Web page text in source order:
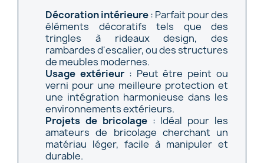
Décoration intérieure: Parfait pour des
éléments décoratifs tels que des
tringles à rideaux design, des
rambardes d'escalier, ou des structures
de meubles modernes.
Usage extérieur: Peut être peint ou
verni pour une meilleure protection et
une intégration harmonieuse dans les
environnements extérieurs.
Projets de bricolage: Idéal pour les
amateurs de bricolage cherchant un
matériau léger, facile à manipuler et
durable.